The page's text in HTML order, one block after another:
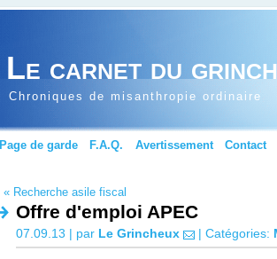
Le carnet du
Chroniques de misanthropie ordinaire
Page de garde F.A.Q. Avertissement Contact
« Recherche asile fiscal
Offre d'emploi APEC
07.09.13 | par Le Grincheux | Catégories: